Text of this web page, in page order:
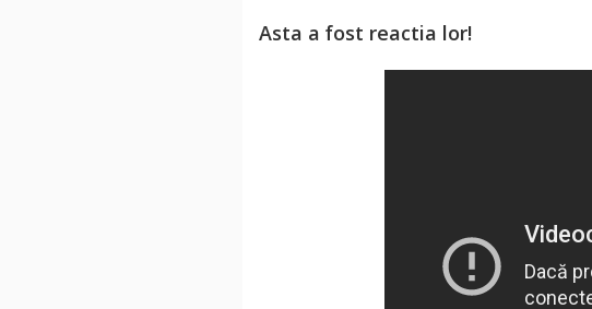
Asta a fost reactia lor!